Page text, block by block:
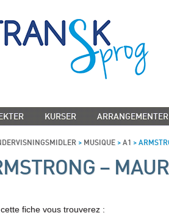
KURSER ARRANGEMENTER
> MUSIQUE > A1 >
–
fiche vous trouverez :